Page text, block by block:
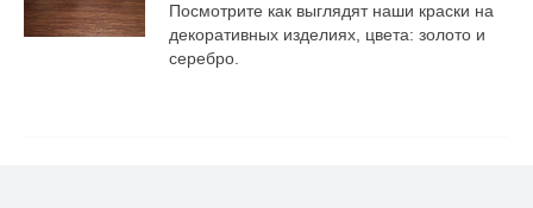
Посмотрите как выглядят наши краски на
декоративных изделиях, цвета: золото и
серебро.